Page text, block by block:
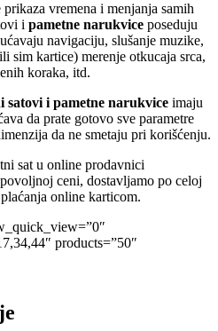
vremena i menjanja samih
i pametne narukviceposeduju
navigaciju, slušanje muzike,
sim kartice) merenje otkucaja srca,
koraka, itd.
satovi i pametne narukvice imaju
da prate gotovo sve parametre
da ne smetaju pri korišćenju.
sat u online prodavnici
ceni, dostavljamo po celoj
online karticom.
products=”50″